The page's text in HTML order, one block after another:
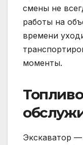
смены не
работы на
времени
моменты.
Экскаватор